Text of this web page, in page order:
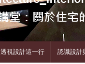
透視設計這一行 認識設計